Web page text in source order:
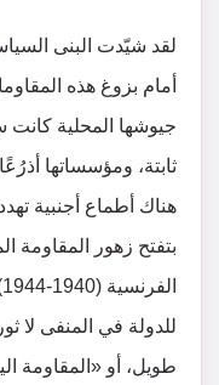
لقد شيّدت البنى
أمام بزوغ هذه
جيوشها المحلية كانت
ثابتة، ومؤسساتها
هناك أطماع أجنبية
بتفتح زهور المقاومة
للدولة في المنفى لا
طويل، أو «المقاومة